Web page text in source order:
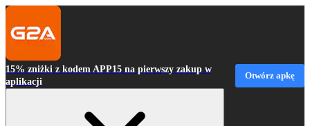
15% zniżki z kodem APP15 na pierwszy zakup w
aplikacji
Otwórz apkę